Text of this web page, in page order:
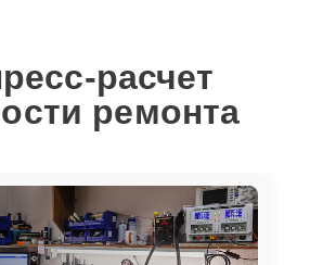
расчет
ремонта